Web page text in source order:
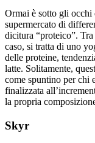
Ormai è sotto gli occhi
supermercato di
dicitura “proteico”.
caso, si tratta di uno
delle proteine,
latte. Solitamente,
come spuntino per chi
finalizzata
la propria
Skyr